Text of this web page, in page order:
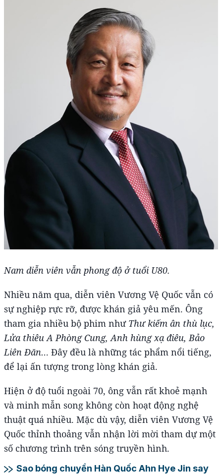
Nam diễn viên vẫn phong độ ở tuổi U80.
Nhiều năm qua, diễn viên Vương Vệ Quốc vẫn có
sự nghiệp rực rỡ, được khán giả yêu mến. Ông
tham gia nhiều bộ phim như Thư kiếm ân thù lục,
Lửa thiêu A Phòng Cung, Anh hùng xạ điêu, Bảo
Liên Đăn… Đây đều là những tác phẩm nổi tiếng,
để lại ấn tượng trong lòng khán giả.
Hiện ở độ tuổi ngoài 70, ông vẫn rất khoẻ mạnh
và minh mẫn song không còn hoạt động nghệ
thuật quá nhiều. Mặc dù vậy, diễn viên Vương Vệ
Quốc thỉnh thoảng vẫn nhận lời mời tham dự một
số chương trình trên sóng truyền hình.
Sao bóng chuyền Hàn Quốc Ahn Hye Jin say